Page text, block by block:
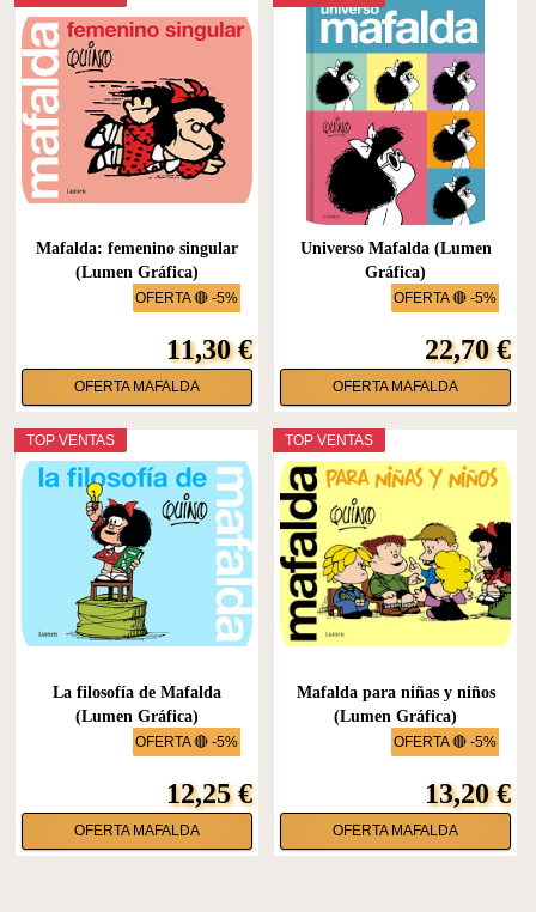
OFERTA 🔴 -5%
Mafalda: femenino singular
(Lumen Gráfica)
11,30 €
OFERTA MAFALDA
OFERTA 🔴 -5%
Universo Mafalda (Lumen
Gráfica)
22,70 €
OFERTA MAFALDA
OFERTA 🔴 -5%
TOP VENTAS
La filosofía de Mafalda
(Lumen Gráfica)
12,25 €
OFERTA MAFALDA
OFERTA 🔴 -5%
TOP VENTAS
Mafalda para niñas y niños
(Lumen Gráfica)
13,20 €
OFERTA MAFALDA